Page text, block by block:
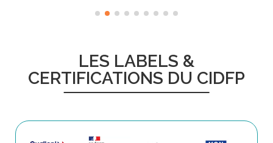
LES LABELS &
CERTIFICATIONS DU CIDFP